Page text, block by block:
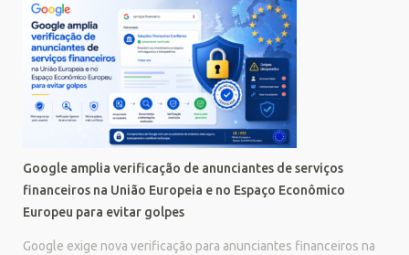
Google amplia verificação de anunciantes de serviços
financeiros na União Europeia e no Espaço Econômico
Europeu para evitar golpes
Google exige nova verificação para anunciantes financeiros na